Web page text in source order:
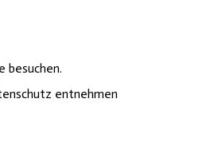
besuchen.
entnehmen